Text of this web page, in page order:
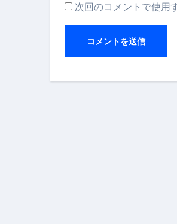
次回のコメントで使用